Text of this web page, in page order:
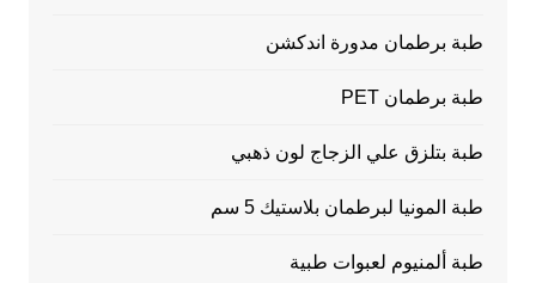
طبة برطمان مدورة اندكشن
طبة برطمان PET
طبة بتلزق علي الزجاج لون ذهبي
طبة المونيا لبرطمان بلاستيك 5 سم
طبة ألمنيوم لعبوات طبية